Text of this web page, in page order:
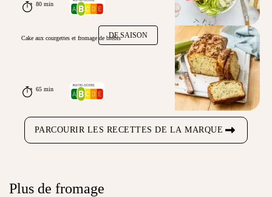
80 min
DE SAISON
Cake aux courgettes et fromage de brebis
65 min
PARCOURIR LES RECETTES DE LA MARQUE
Plus de fromage